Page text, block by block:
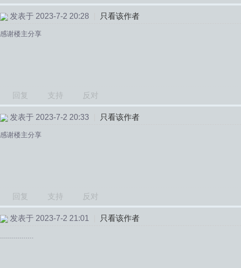
发表于 2023-7-2 20:28 只看该作者
感谢楼主分享
回复 支持 反对
发表于 2023-7-2 20:33 只看该作者
感谢楼主分享
回复 支持 反对
发表于 2023-7-2 21:01 只看该作者